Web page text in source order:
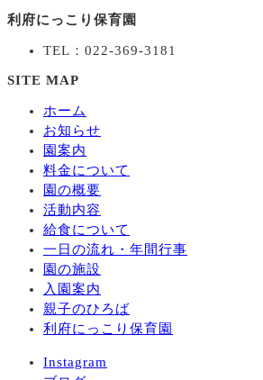
利府にっこり保育園
TEL：022-369-3181
SITE MAP
ホーム
お知らせ
園案内
料金について
園の概要
活動内容
給食について
一日の流れ・年間行事
園の施設
入園案内
親子のひろば
利府にっこり保育園
Instagram